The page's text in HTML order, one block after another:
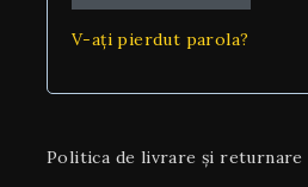
V-ați pierdut parola?
Politica de livrare și returnare